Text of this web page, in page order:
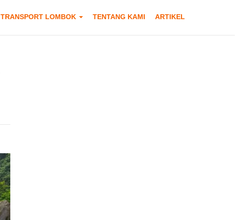
TRANSPORT LOMBOK TENTANG KAMI ARTIKEL